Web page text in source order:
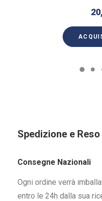
Spedizione e Reso
Consegne Nazionali
Ogni ordine verrà
entro le 24h dalla sua